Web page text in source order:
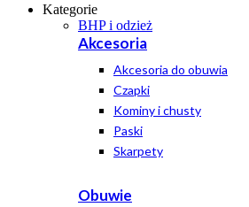
Kategorie
BHP i odzież
Akcesoria
Akcesoria do obuwia
Czapki
Kominy i chusty
Paski
Skarpety
Obuwie